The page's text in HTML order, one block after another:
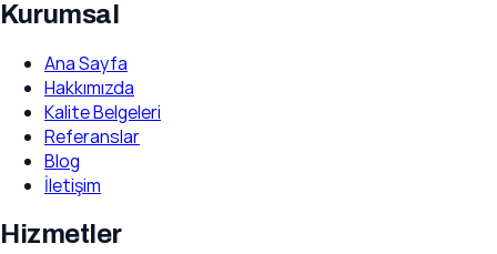
Kurumsal
Ana Sayfa
Hakkımızda
Kalite Belgeleri
Referanslar
Blog
İletişim
Hizmetler